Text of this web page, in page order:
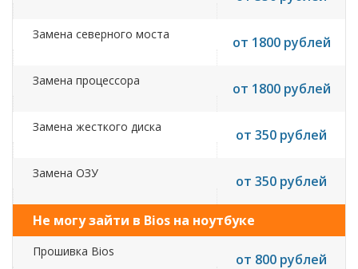
Замена северного моста от 1800 рублей
Замена процессора от 1800 рублей
Замена жесткого диска от 350 рублей
Замена ОЗУ от 350 рублей
Не могу зайти в Bios на ноутбуке
Прошивка Bios от 800 рублей